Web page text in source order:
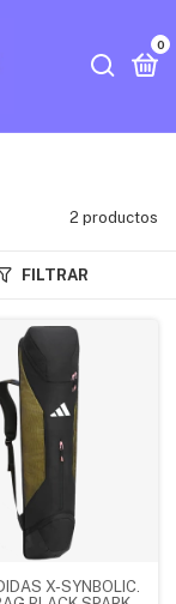
0
2 productos
FILTRAR
X-SYNBOLIC.